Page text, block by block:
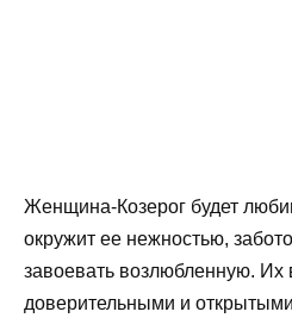
Женщина-Козерог будет
окружит ее нежностью,
завоевать возлюбленную. Их
доверительными и